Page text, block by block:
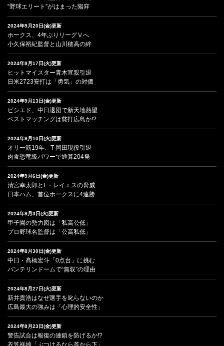
“野球エリート”がはまった陥穽
2024年9月20日(金)更新
ホークス、4年ぶりリーグⅤへ
小久保裕紀監督と山川穂高の絆
2024年9月17日(火)更新
ヒットマイスター青木宣親引退
日米2723安打は「勇気」の対価
2024年9月13日(金)更新
ビシエド、中日退団で新天地熱望
ベストマッチングは貧打広島か!?
2024年9月10日(火)更新
オリ一筋19年、T-岡田現役引退
肉食恐竜級パワーで通算204発
2024年9月6日(金)更新
清宮幸太郎とF・レイエスの脅威
日本ハム、首位ホークスに4連勝
2024年9月3日(火)更新
甲子園の勢力図は「私高公低」
プロ野球名監督は「公高私低」
2024年8月30日(金)更新
中日・髙橋宏斗「0点台」に挑む
バンテリンドームで“無双”の理由
2024年8月27日(火)更新
新井貴浩はなぜ選手を叱らないのか
広島最大の強みは「心理的安全性」
2024年8月23日(金)更新
警告試合は報復の連鎖を防げるか!?
衣笠祥雄「ぶつけるなら首から下」